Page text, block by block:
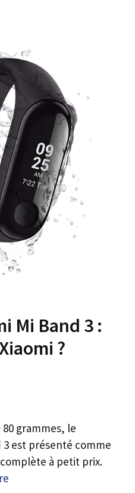
Mi Band 3 :
?
grammes, le
est présenté comme
à petit prix.